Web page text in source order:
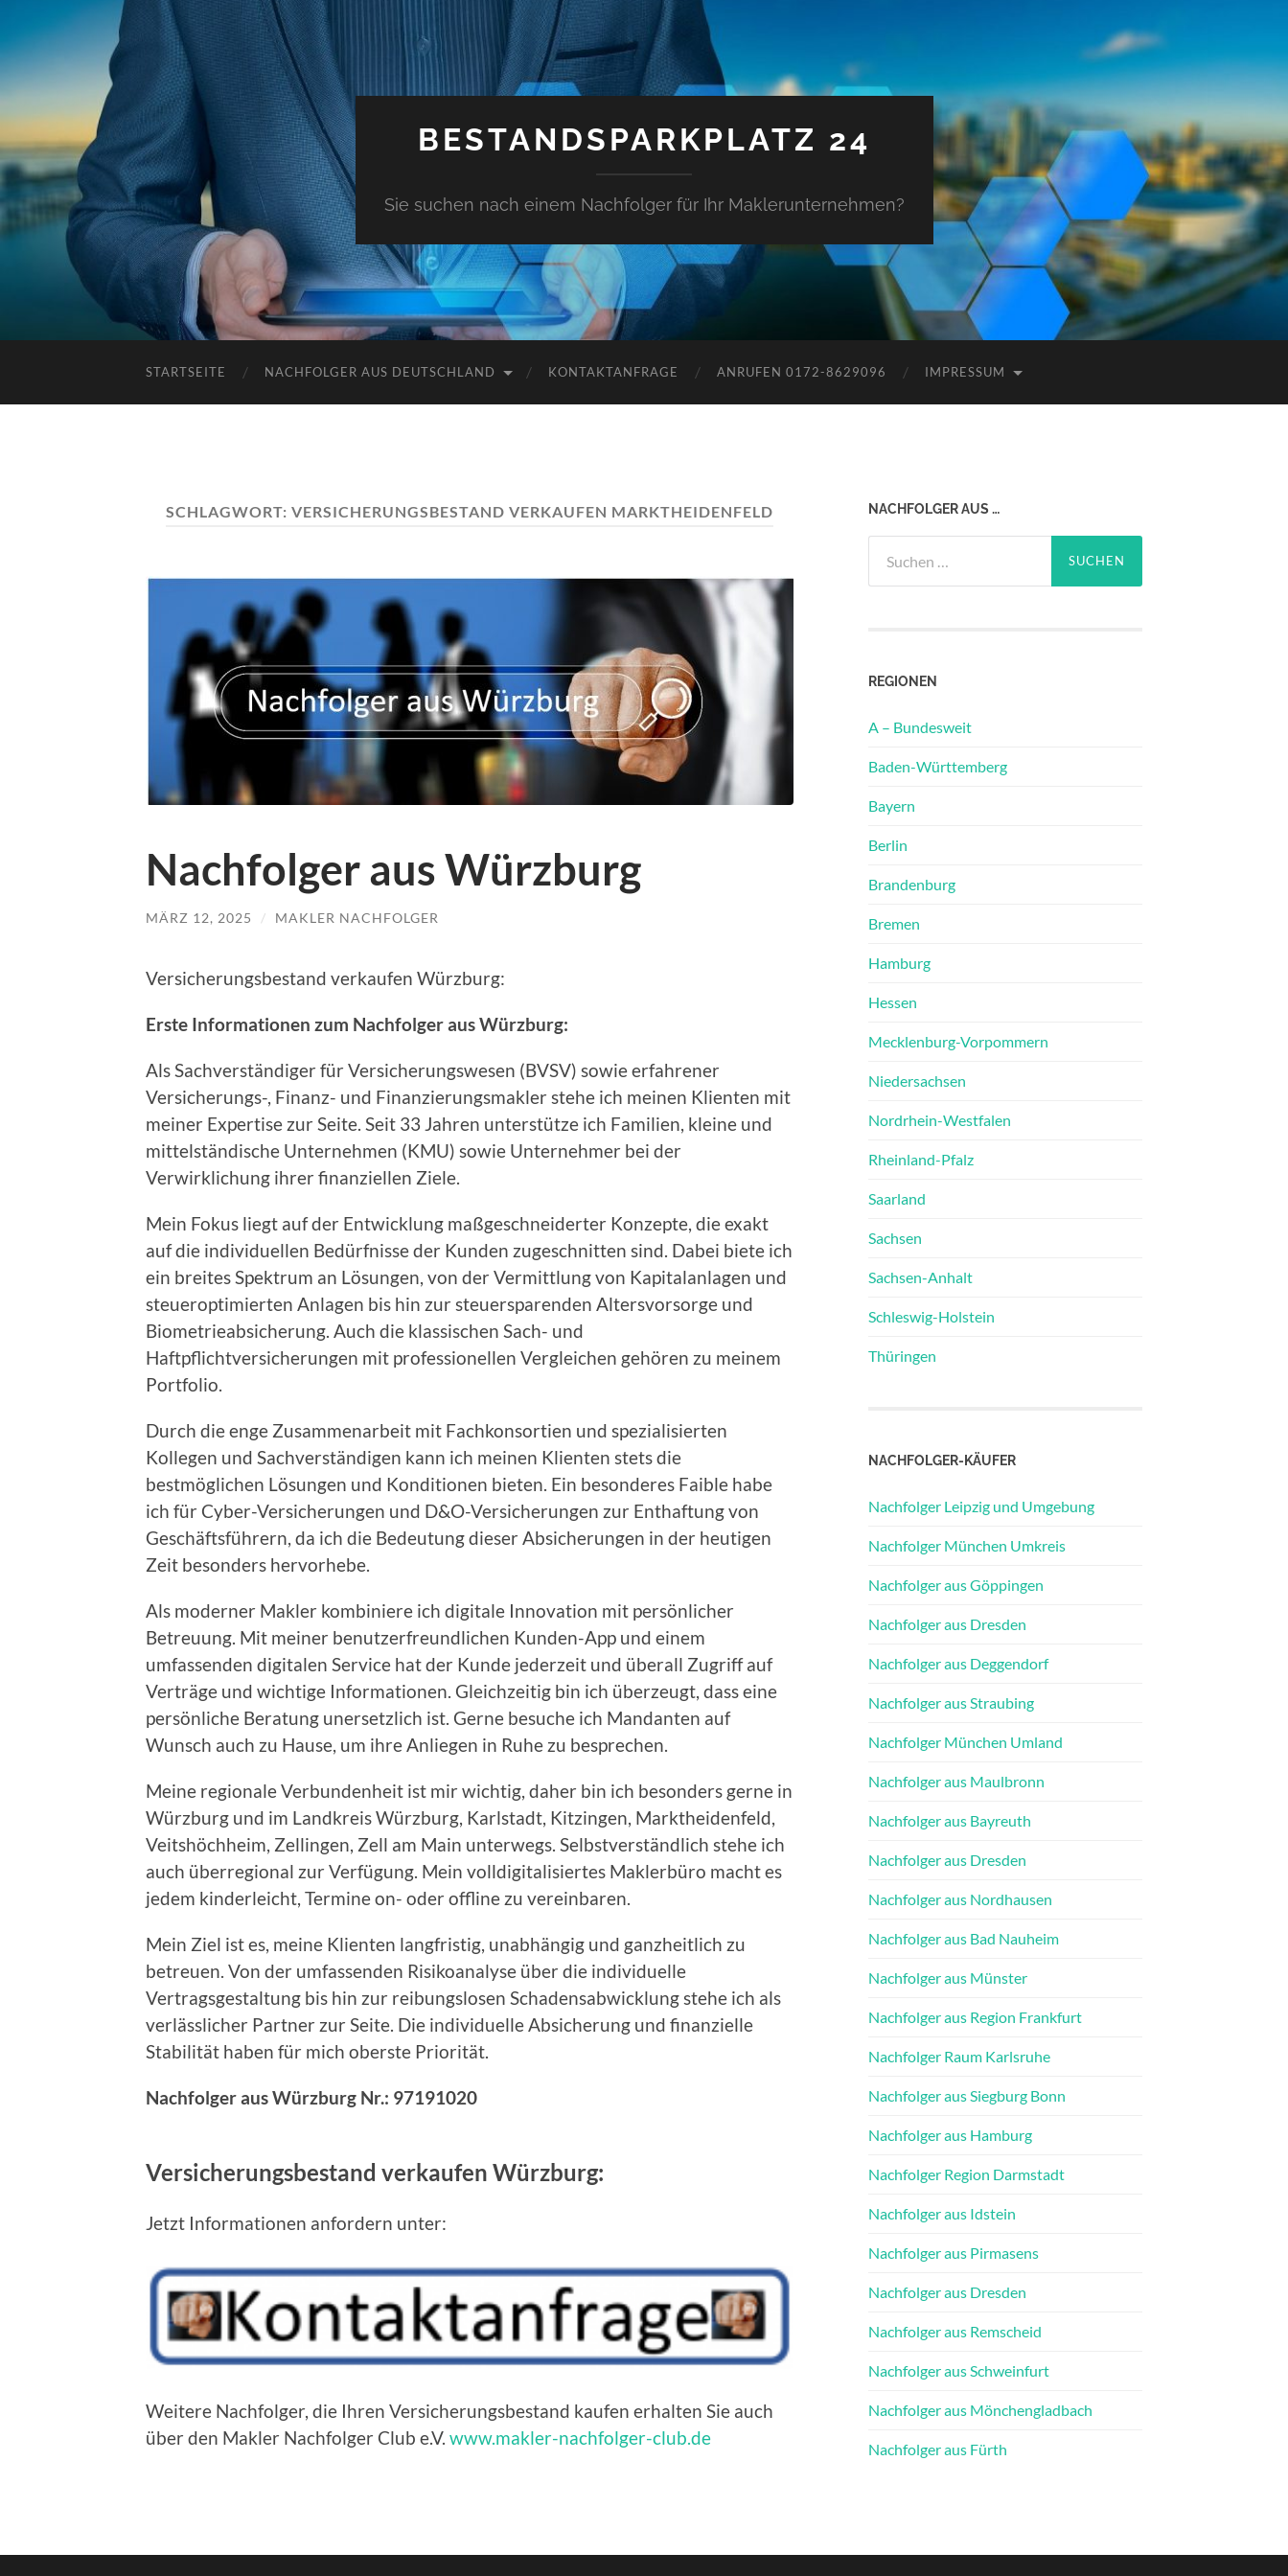
BESTANDSPARKPLATZ 24
Sie suchen nach einem Nachfolger für Ihr Maklerunternehmen?
STARTSEITE NACHFOLGER AUS DEUTSCHLAND KONTAKTANFRAGE ANRUFEN 0172-8629096 IMPRESSUM
SCHLAGWORT: VERSICHERUNGSBESTAND VERKAUFEN MARKTHEIDENFELD
Nachfolger aus Würzburg
MÄRZ 12, 2025 / MAKLER NACHFOLGER
Versicherungsbestand verkaufen Würzburg:
Erste Informationen zum Nachfolger aus Würzburg:
Als Sachverständiger für Versicherungswesen (BVSV) sowie erfahrener
Versicherungs-, Finanz- und Finanzierungsmakler stehe ich meinen Klienten mit
meiner Expertise zur Seite. Seit 33 Jahren unterstütze ich Familien, kleine und
mittelständische Unternehmen (KMU) sowie Unternehmer bei der
Verwirklichung ihrer finanziellen Ziele.
Mein Fokus liegt auf der Entwicklung maßgeschneiderter Konzepte, die exakt
auf die individuellen Bedürfnisse der Kunden zugeschnitten sind. Dabei biete ich
ein breites Spektrum an Lösungen, von der Vermittlung von Kapitalanlagen und
steueroptimierten Anlagen bis hin zur steuersparenden Altersvorsorge und
Biometrieabsicherung. Auch die klassischen Sach- und
Haftpflichtversicherungen mit professionellen Vergleichen gehören zu meinem
Portfolio.
Durch die enge Zusammenarbeit mit Fachkonsortien und spezialisierten
Kollegen und Sachverständigen kann ich meinen Klienten stets die
bestmöglichen Lösungen und Konditionen bieten. Ein besonderes Faible habe
ich für Cyber-Versicherungen und D&O-Versicherungen zur Enthaftung von
Geschäftsführern, da ich die Bedeutung dieser Absicherungen in der heutigen
Zeit besonders hervorhebe.
Als moderner Makler kombiniere ich digitale Innovation mit persönlicher
Betreuung. Mit meiner benutzerfreundlichen Kunden-App und einem
umfassenden digitalen Service hat der Kunde jederzeit und überall Zugriff auf
Verträge und wichtige Informationen. Gleichzeitig bin ich überzeugt, dass eine
persönliche Beratung unersetzlich ist. Gerne besuche ich Mandanten auf
Wunsch auch zu Hause, um ihre Anliegen in Ruhe zu besprechen.
Meine regionale Verbundenheit ist mir wichtig, daher bin ich besonders gerne in
Würzburg und im Landkreis Würzburg, Karlstadt, Kitzingen, Marktheidenfeld,
Veitshöchheim, Zellingen, Zell am Main unterwegs. Selbstverständlich stehe ich
auch überregional zur Verfügung. Mein volldigitalisiertes Maklerbüro macht es
jedem kinderleicht, Termine on- oder offline zu vereinbaren.
Mein Ziel ist es, meine Klienten langfristig, unabhängig und ganzheitlich zu
betreuen. Von der umfassenden Risikoanalyse über die individuelle
Vertragsgestaltung bis hin zur reibungslosen Schadensabwicklung stehe ich als
verlässlicher Partner zur Seite. Die individuelle Absicherung und finanzielle
Stabilität haben für mich oberste Priorität.
Nachfolger aus Würzburg Nr.: 97191020
Versicherungsbestand verkaufen Würzburg:
Jetzt Informationen anfordern unter:
Weitere Nachfolger, die Ihren Versicherungsbestand kaufen erhalten Sie auch
über den Makler Nachfolger Club e.V. www.makler-nachfolger-club.de
NACHFOLGER AUS …
nach:
REGIONEN
A – Bundesweit
Baden-Württemberg
Bayern
Berlin
Brandenburg
Bremen
Hamburg
Hessen
Mecklenburg-Vorpommern
Niedersachsen
Nordrhein-Westfalen
Rheinland-Pfalz
Saarland
Sachsen
Sachsen-Anhalt
Schleswig-Holstein
Thüringen
NACHFOLGER-KÄUFER
Nachfolger Leipzig und Umgebung
Nachfolger München Umkreis
Nachfolger aus Göppingen
Nachfolger aus Dresden
Nachfolger aus Deggendorf
Nachfolger aus Straubing
Nachfolger München Umland
Nachfolger aus Maulbronn
Nachfolger aus Bayreuth
Nachfolger aus Dresden
Nachfolger aus Nordhausen
Nachfolger aus Bad Nauheim
Nachfolger aus Münster
Nachfolger aus Region Frankfurt
Nachfolger Raum Karlsruhe
Nachfolger aus Siegburg Bonn
Nachfolger aus Hamburg
Nachfolger Region Darmstadt
Nachfolger aus Idstein
Nachfolger aus Pirmasens
Nachfolger aus Dresden
Nachfolger aus Remscheid
Nachfolger aus Schweinfurt
Nachfolger aus Mönchengladbach
Nachfolger aus Fürth